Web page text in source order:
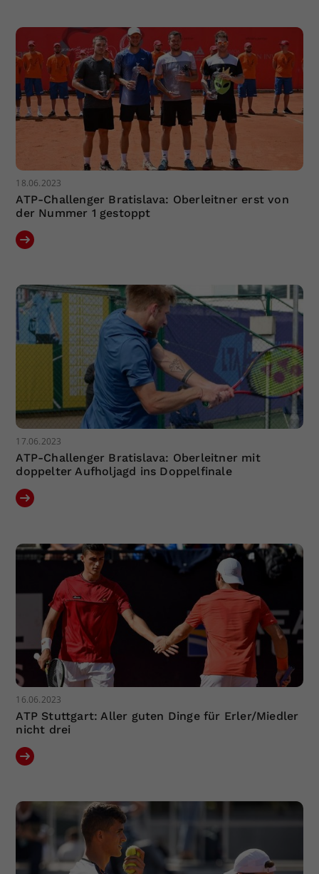
18.06.2023
ATP-Challenger Bratislava: Oberleitner erst von
der Nummer 1 gestoppt
17.06.2023
ATP-Challenger Bratislava: Oberleitner mit
doppelter Aufholjagd ins Doppelfinale
16.06.2023
ATP Stuttgart: Aller guten Dinge für Erler/Miedler
nicht drei
Zweck
Einstellungen. Unter anderem eine
zufällig generierte ID, für die
historische Speicherung Ihrer
vorgenommen Einstellungen, falls der
Webseiten-Betreiber dies eingestellt
hat.